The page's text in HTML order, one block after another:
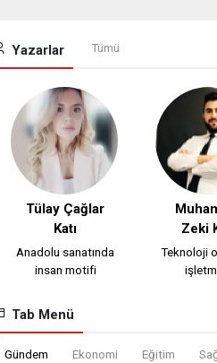
Yazarlar Tümü
Tülay Çağlar
Katı
Anadolu sanatında
insan motifi
Zeki
Teknoloji
Tab Menü
Gündem Ekonomi Eğitim